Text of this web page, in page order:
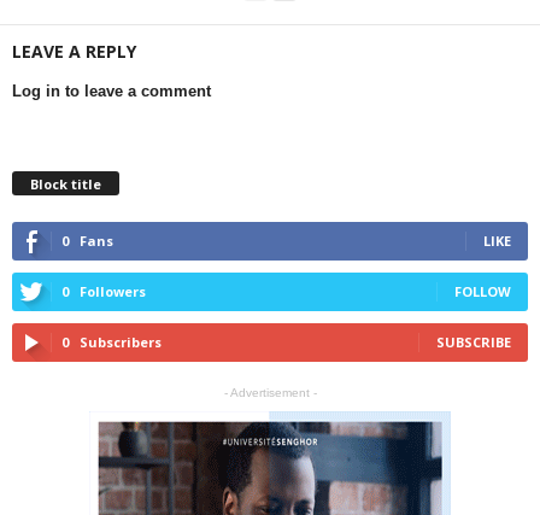
LEAVE A REPLY
Log in to leave a comment
Block title
0 Fans LIKE
0 Followers FOLLOW
0 Subscribers SUBSCRIBE
- Advertisement -